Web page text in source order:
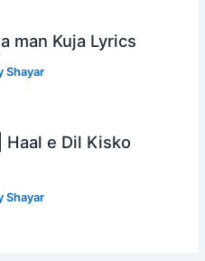
man Kuja Lyrics
Shayar
| Haal e Dil Kisko
Shayar